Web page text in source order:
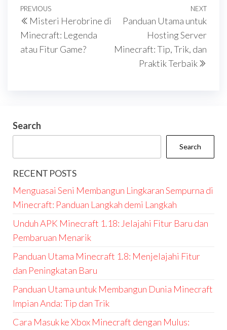
Post
navigation
Previous
Post
PREVIOUS
Misteri Herobrine di
Minecraft: Legenda
atau Fitur Game?
Next
Post
NEXT
Panduan Utama untuk
Hosting Server
Minecraft: Tip, Trik, dan
Praktik Terbaik
Search
Search
RECENT POSTS
Menguasai Seni Membangun Lingkaran Sempurna di
Minecraft: Panduan Langkah demi Langkah
Unduh APK Minecraft 1.18: Jelajahi Fitur Baru dan
Pembaruan Menarik
Panduan Utama Minecraft 1.8: Menjelajahi Fitur
dan Peningkatan Baru
Panduan Utama untuk Membangun Dunia Minecraft
Impian Anda: Tip dan Trik
Cara Masuk ke Xbox Minecraft dengan Mulus: